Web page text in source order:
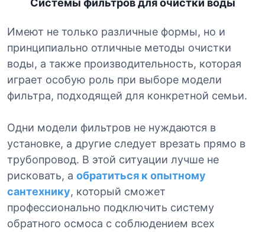
Системы фильтров для очистки воды
Имеют не только различные формы, но и
принципиально отличные методы очистки
воды, а также производительность, которая
играет особую роль при выборе модели
фильтра, подходящей для конкретной семьи.
Одни модели фильтров не нуждаются в
установке, а другие следует врезать прямо в
трубопровод. В этой ситуации лучше не
рисковать, а обратиться к опытному
сантехнику, который сможет
профессионально подключить систему
обратного осмоса с соблюдением всех